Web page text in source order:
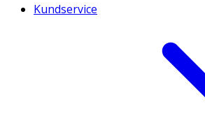
Kundservice